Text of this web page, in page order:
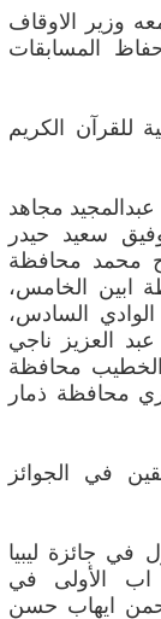
وزير الاوقاف
المسابقات
للقرآن الكريم
مجاهد
سعيد حيدر
محمد محافظة
ابين الخامس،
السادس،
العزيز ناجي
الخطيب محافظة
محافظة ذمار
في الجوائز
جائزة ليبيا
اب الأولى في
ايهاب حسن